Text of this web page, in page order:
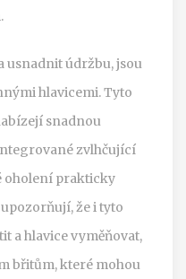
usnadnit údržbu, jsou
hlavicemi. Tyto
snadnou
zvlhčující
oholení prakticky
že i tyto
a hlavice vyměňovat,
břitům, které mohou